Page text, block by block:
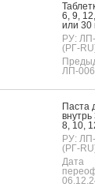
6, 9,
или 30
РУ:
(РГ-
ЛП-
Пас­та
внутрь
8, 10,
РУ:
(РГ-
Дата